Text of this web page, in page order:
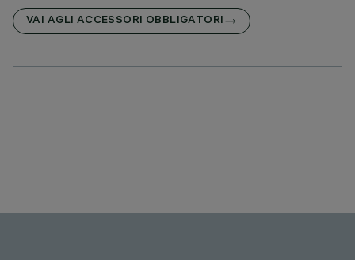
VAI AGLI ACCESSORI OBBLIGATORI